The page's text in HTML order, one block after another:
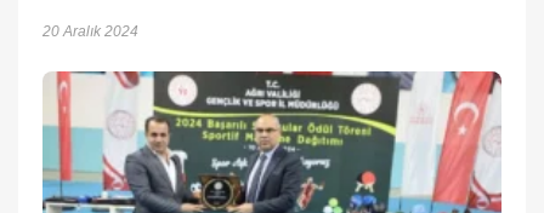
20 Aralık 2024